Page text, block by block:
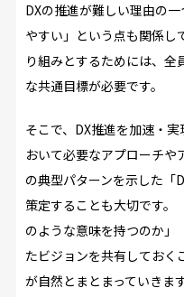
DXの推進が難しい理由の
やすい」という点も関係し
り組みとするためには、
な共通目標が必要です。
そこで、DX推進を加速・
おいて必要なアプローチや
の典型パターンを示した「
策定することも大切です。
のような意味を持つのか」
たビジョンを共有しておく
が自然とまとまっていきます